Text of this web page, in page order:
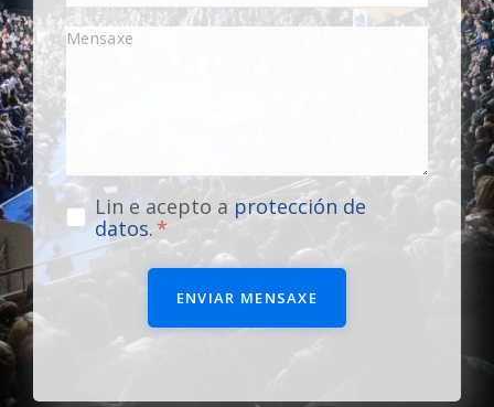
Lin e acepto a protección de
datos.
ENVIAR MENSAXE